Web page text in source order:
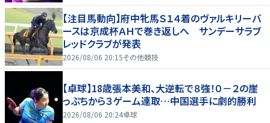
【注目馬動向】府中牝馬Ｓ１４着のヴァルキリーバ
ースは京成杯ＡＨで巻き返しへ サンデーサラブ
レッドクラブが発表
2026/08/06 20:15その他競技
【卓球】18歳張本美和、大逆転で８強！０－２の崖
っぷちから３ゲーム連取…中国選手に劇的勝利
2026/08/06 20:24卓球